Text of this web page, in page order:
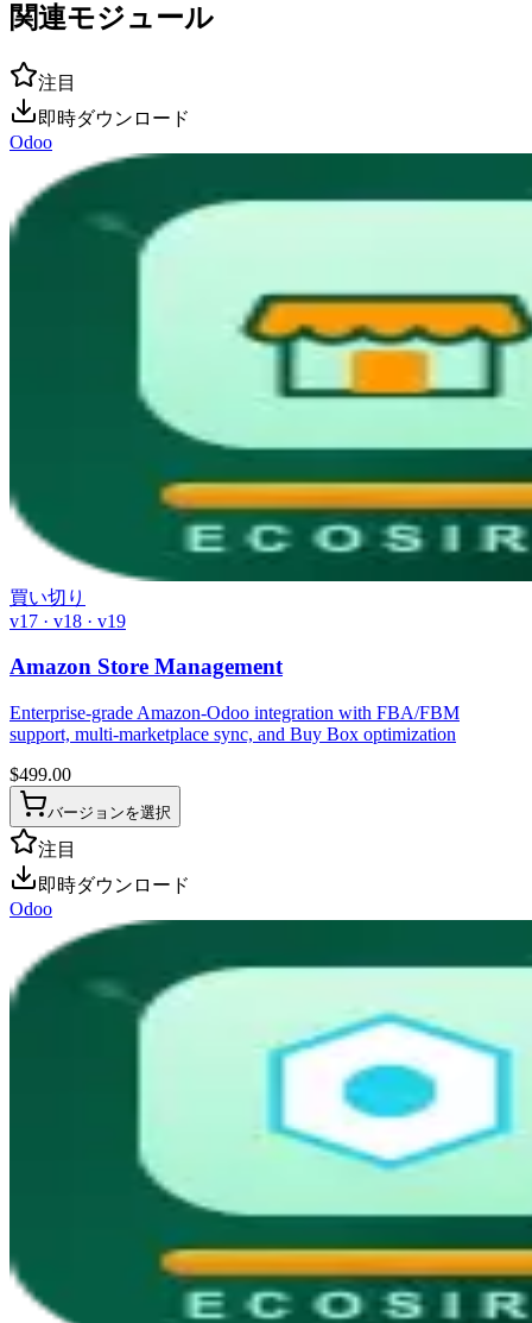
関連モジュール
注目
即時ダウンロード
Odoo
買い切り
v17 · v18 · v19
Amazon Store Management
Enterprise-grade Amazon-Odoo integration with FBA/FBM
support, multi-marketplace sync, and Buy Box optimization
$499.00
バージョンを選択
注目
即時ダウンロード
Odoo